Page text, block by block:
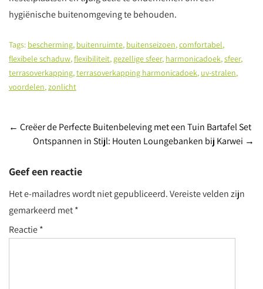
hygiënische buitenomgeving te behouden.
Tags: bescherming, buitenruimte, buitenseizoen,comfortabel,
flexibele schaduw,flexibiliteit, gezellige sfeer, harmonicadoek,sfeer,
terrasoverkapping,terrasoverkapping harmonicadoek, uv-stralen,
voordelen,zonlicht
Post
navigation
← Creëer de Perfecte Buitenbeleving met een Tuin Bartafel Set
Ontspannen in Stijl: Houten Loungebanken bij Karwei →
Geef een reactie
Het e-mailadres wordt niet gepubliceerd.Vereiste velden zijn
gemarkeerd met*
Reactie*